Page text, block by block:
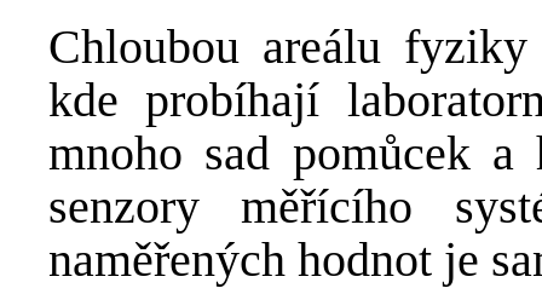
Chloubou areálu
kde probíhají
mnoho sad pomůcek a
senzory měřícího
naměřených hodnot je